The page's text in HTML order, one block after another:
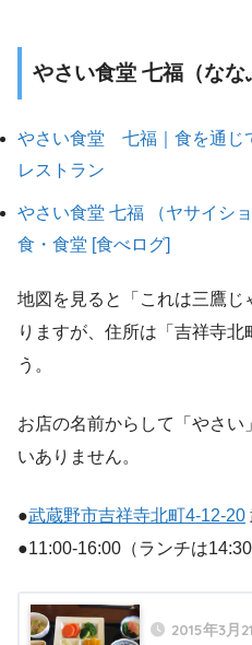
やさい食堂 七福（なな
やさい食堂 七福｜食を通じ
レストラン
やさい食堂 七福 （ヤサイシ
食・食堂 [食べログ]
地図を見ると「これは三鷹
りますが、住所は「吉祥寺北
う。
お店の名前からして「やさ
いありません。
●武蔵野市吉祥寺北町4-12-20
●11:00-16:00（ランチは
2015年3月